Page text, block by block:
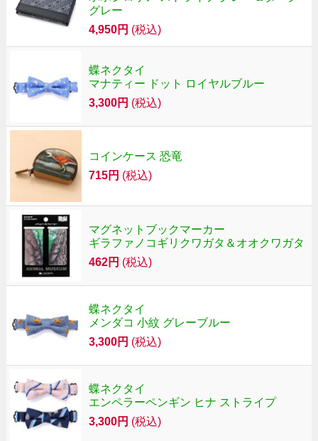
グレー
4,950円 (税込)
蝶ネクタイ
マナティー ドット ロイヤルブルー
3,300円 (税込)
コインケース 恐竜
715円 (税込)
マグネットブックマーカー
ギラファノコギリクワガタ＆オオクワガタ
462円 (税込)
蝶ネクタイ
メンダコ 小紋 グレーブルー
3,300円 (税込)
蝶ネクタイ
エンペラーペンギン ヒナ ストライプ
3,300円 (税込)